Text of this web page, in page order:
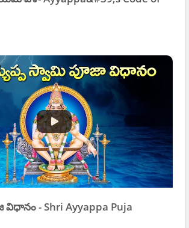
విధానం - Shri Ayyappa Puja